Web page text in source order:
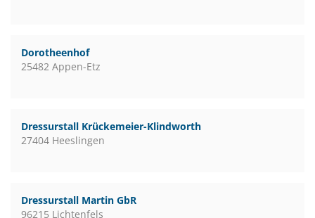
Dorotheenhof
25482 Appen-Etz
Dressurstall Krückemeier-Klindworth
27404 Heeslingen
Dressurstall Martin GbR
96215 Lichtenfels